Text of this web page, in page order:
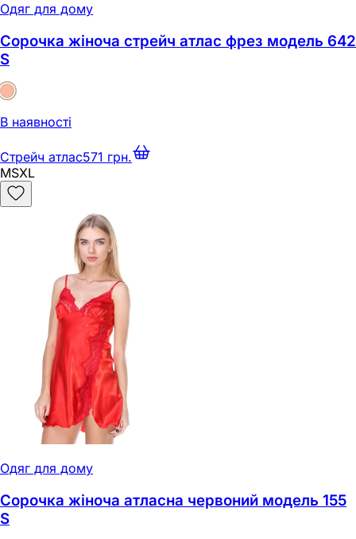
Одяг для дому
Сорочка жіноча стрейч атлас фрез модель 642
S
В наявності
Стрейч атлас571 грн.
MSXL
Одяг для дому
Сорочка жіноча атласна червоний модель 155
S